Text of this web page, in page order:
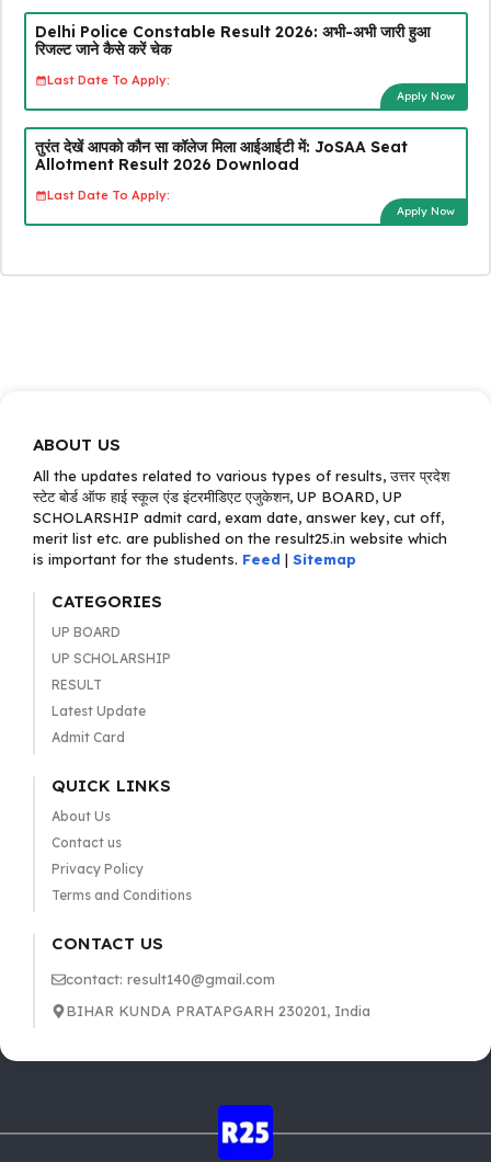
Delhi Police Constable Result 2026: अभी-अभी जारी हुआ
रिजल्ट जाने कैसे करें चेक
Last Date To Apply:
Apply Now
तुरंत देखें आपको कौन सा कॉलेज मिला आईआईटी में: JoSAA Seat
Allotment Result 2026 Download
Last Date To Apply:
Apply Now
ABOUT US
All the updates related to various types of results, उत्तर प्रदेश
स्टेट बोर्ड ऑफ हाई स्कूल एंड इंटरमीडिएट एजुकेशन, UP BOARD, UP
SCHOLARSHIP admit card, exam date, answer key, cut off,
merit list etc. are published on the result25.in website which
is important for the students. Feed | Sitemap
CATEGORIES
UP BOARD
UP SCHOLARSHIP
RESULT
Latest Update
Admit Card
QUICK LINKS
About Us
Contact us
Privacy Policy
Terms and Conditions
CONTACT US
contact: result140@gmail.com
BIHAR KUNDA PRATAPGARH 230201, India